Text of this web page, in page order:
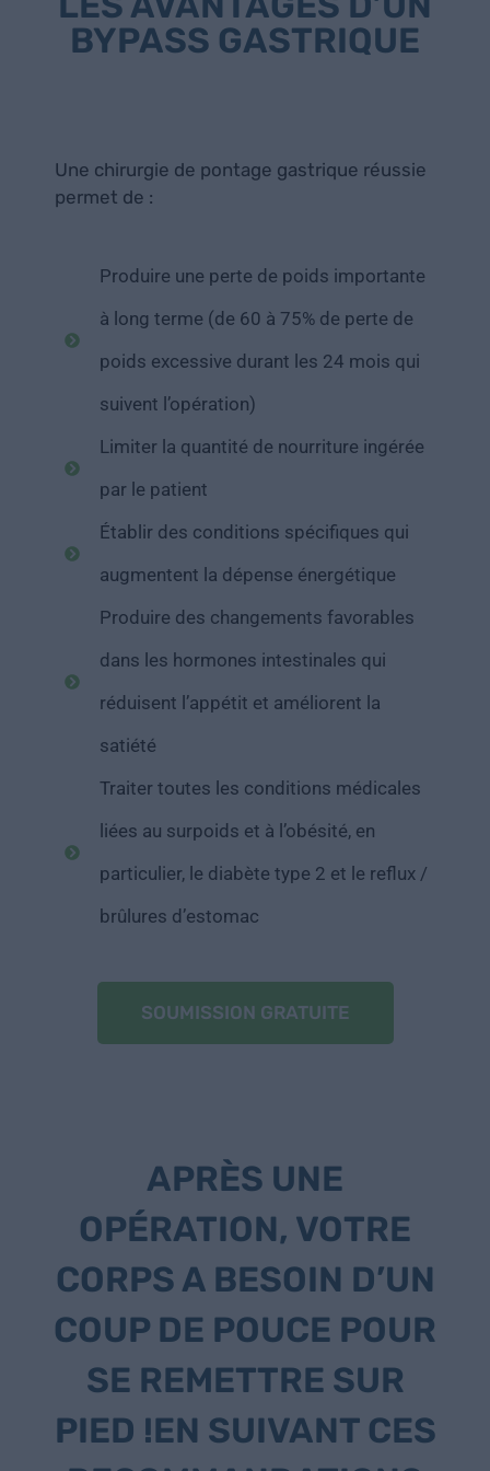
BYPASS GASTRIQUE
Une chirurgie de pontage gastrique réussie
permet de :
Produire une perte de poids importante
à long terme (de 60 à 75% de perte de
poids excessive durant les 24 mois qui
suivent l’opération)
Limiter la quantité de nourriture ingérée
par le patient
Établir des conditions spécifiques qui
augmentent la dépense énergétique
Produire des changements favorables
dans les hormones intestinales qui
réduisent l’appétit et améliorent la
satiété
Traiter toutes les conditions médicales
liées au surpoids et à l’obésité, en
particulier, le diabète type 2 et le reflux /
brûlures d’estomac
SOUMISSION GRATUITE
APRÈS UNE
OPÉRATION, VOTRE
CORPS A BESOIN D’UN
COUP DE POUCE POUR
SE REMETTRE SUR
PIED !EN SUIVANT CES